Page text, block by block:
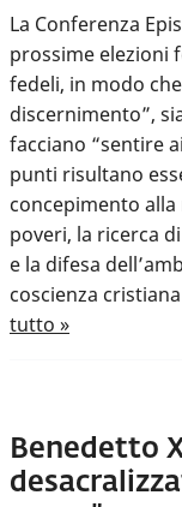
La Conferenza
prossime elezioni
fedeli, in modo
discernimento”,
facciano “sentire
punti risultano
concepimento
poveri, la ricerca
e la difesa
coscienza
tutto »
Benedetto